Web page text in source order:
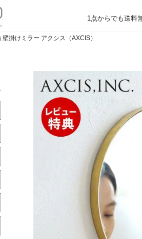
1点からでも送料
掛けミラー アクシス（AXCIS）